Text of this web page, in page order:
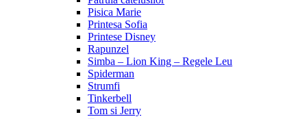
Pisica Marie
Printesa Sofia
Printese Disney
Rapunzel
Simba – Lion King – Regele Leu
Spiderman
Strumfi
Tinkerbell
Tom si Jerry